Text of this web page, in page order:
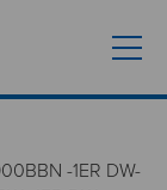
-1ER DW-